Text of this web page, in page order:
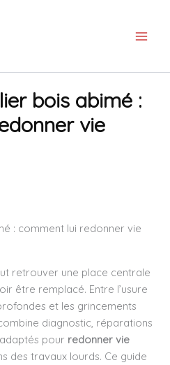
bois abimé :
vie
: comment lui redonner vie
retrouver une place centrale
être remplacé. Entre l’usure
et les grincements
diagnostic, réparations
pour redonner vie
des travaux lourds. Ce guide